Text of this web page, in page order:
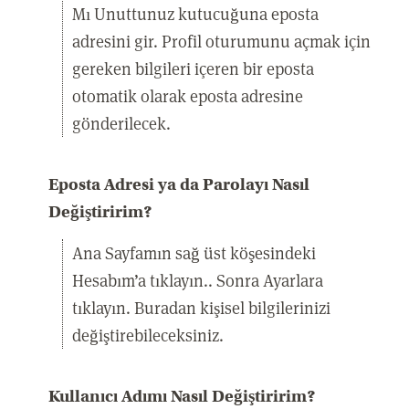
Mı Unuttunuz kutucuğuna eposta
adresini gir. Profil oturumunu açmak için
gereken bilgileri içeren bir eposta
otomatik olarak eposta adresine
gönderilecek.
Eposta Adresi ya da Parolayı Nasıl
Değiştiririm?
Ana Sayfamın sağ üst köşesindeki
Hesabım’a tıklayın.. Sonra Ayarlara
tıklayın. Buradan kişisel bilgilerinizi
değiştirebileceksiniz.
Kullanıcı Adımı Nasıl Değiştiririm?